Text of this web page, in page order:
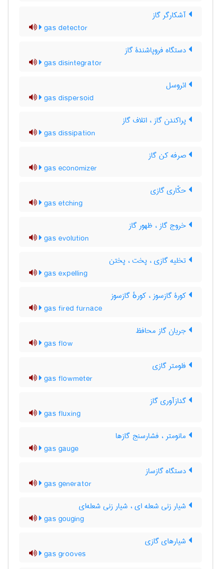
آشکارگر گاز
gas detector
دستگاه فروپاشندۀ گاز
gas disintegrator
ائروسل
gas dispersoid
پراکندن گاز ، اتلاف گاز
gas dissipation
صرفه کن گاز
gas economizer
حکّاری گازی
gas etching
خروج گاز ، ظهور گاز
gas evolution
تخلیه گازی ، پخت ، پختن
gas expelling
کورۀ گازسوز ، کورهٔ گازسوز
gas fired furnace
جریان گاز محافظ
gas flow
فلومتر گازی
gas flowmeter
گدازآوری گاز
gas fluxing
مانومتر ، فشارسنج گازها
gas gauge
دستگاه گازساز
gas generator
شیار زنی شعله ای ، شیار زنی شعله‌ای
gas gouging
شیارهای گازی
gas grooves